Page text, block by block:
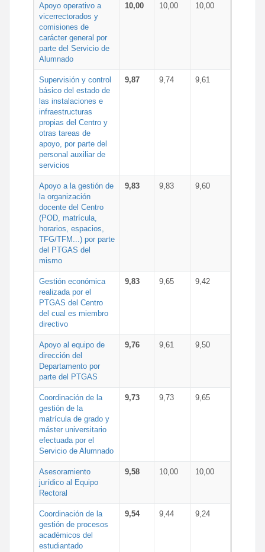
Apoyo operativo a
vicerrectorados y
comisiones de
carácter general por
parte del Servicio de
Alumnado
10,00 10,00 10,00
Supervisión y control
básico del estado de
las instalaciones e
infraestructuras
propias del Centro y
otras tareas de
apoyo, por parte del
personal auxiliar de
servicios
9,87 9,74 9,61
Apoyo a la gestión de
la organización
docente del Centro
(POD, matrícula,
horarios, espacios,
TFG/TFM...) por parte
del PTGAS del
mismo
9,83 9,83 9,60
Gestión económica
realizada por el
PTGAS del Centro
del cual es miembro
directivo
9,83 9,65 9,42
Apoyo al equipo de
dirección del
Departamento por
parte del PTGAS
9,76 9,61 9,50
Coordinación de la
gestión de la
matrícula de grado y
máster universitario
efectuada por el
Servicio de Alumnado
9,73 9,73 9,65
Asesoramiento
jurídico al Equipo
Rectoral
9,58 10,00 10,00
Coordinación de la
gestión de procesos
académicos del
estudiantado
9,54 9,44 9,24